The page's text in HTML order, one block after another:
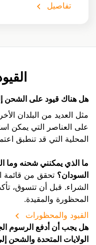
تفاصيل
هل هناك قيود على الشحن
مثل العديد من البلدان
على العناصر التي يمكن
المحلية التي قد تنطبق
ما الذي يمكنني شحنه وما
السودان؟ تحقق من قائمة
الشراء. قبل أن تتسوق،
المحظورة والمقيدة.
القيود والمحظورات
هل يجب أن أدفع الرسوم
الولايات المتحدة والشحن